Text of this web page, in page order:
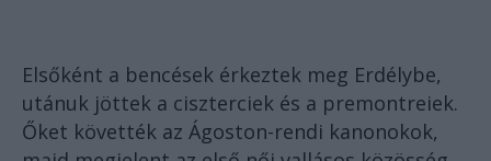
Elsőként a bencések érkeztek meg Erdélybe,
utánuk jöttek a ciszterciek és a premontreiek.
Őket követték az Ágoston-rendi kanonokok,